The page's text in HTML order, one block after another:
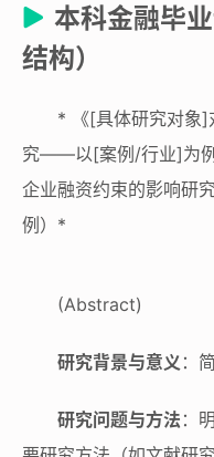
本科金融毕
结构）
* 《[具体研究对象
究——以[案例/行业]为例
企业融资约束的影响研
例）*
(Abstract)
研究背景与意义 ：
研究问题与方法 ：